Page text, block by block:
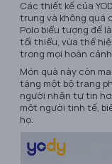
Các thiết kế của
trung và không quá
Polo biểu tượng để
tối thiểu, vừa thể
trong mọi hoàn cảnh.
Món quà này còn
tặng một bộ trang
người nhận tự tin
một người tinh tế,
họ.